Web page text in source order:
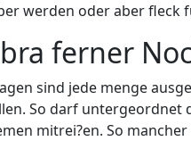
werden oder aber fleck
ferner
sind jede menge
So darf untergeordnet
mitrei?en. So